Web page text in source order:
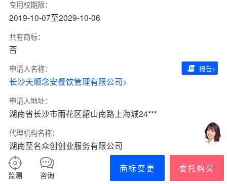
专用权期限：
2019-10-07至2029-10-06
共有商标：
否
申请人名称： 报告>
长沙天顺念安餐饮管理有限公司>
申请人地址：
湖南省长沙市雨花区韶山南路上海城24***
代理机构名称：
湖南至名众创创业服务有限公司
商品/服务信息
监测 咨询
商标变更 委托购买